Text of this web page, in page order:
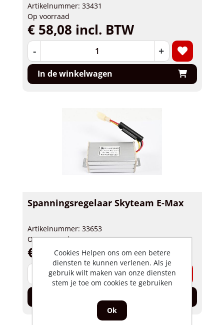
Artikelnummer: 33431
Op voorraad
€ 58,08 incl. BTW
- +
In de winkelwagen
Spanningsregelaar Skyteam E-Max
Artikelnummer: 33653
Op voorraad
€ 37,50 incl. BTW
+
Cookies Helpen ons om een betere
diensten te kunnen verlenen. Als je
gebruik wilt maken van onze diensten
stem je toe om cookies te gebruiken
Ok